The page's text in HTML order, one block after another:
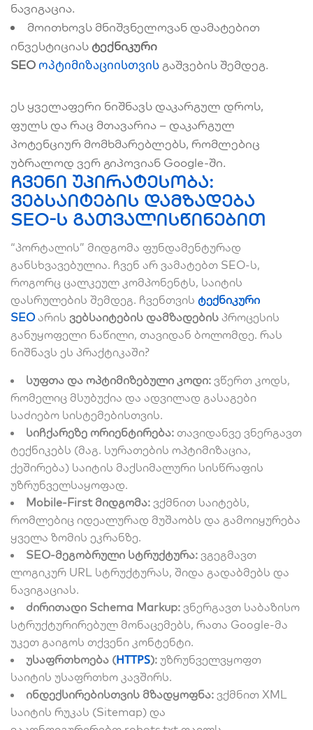
ნავიგაცია.
მოითხოვს მნიშვნელოვან დამატებით
ინვესტიციას ტექნიკური
SEO ოპტიმიზაციისთვის გაშვების შემდეგ.
ეს ყველაფერი ნიშნავს დაკარგულ დროს,
ფულს და რაც მთავარია – დაკარგულ
პოტენციურ მომხმარებლებს, რომლებიც
უბრალოდ ვერ გიპოვიან Google-ში.
ჩვენი უპირატესობა:
ვებსაიტების დამზადება
SEO-ს გათვალისწინებით
“პორტალის” მიდგომა ფუნდამენტურად
განსხვავებულია. ჩვენ არ ვამატებთ SEO-ს,
როგორც ცალკეულ კომპონენტს, საიტის
დასრულების შემდეგ. ჩვენთვის ტექნიკური
SEOარის ვებსაიტების დამზადების პროცესის
განუყოფელი ნაწილი, თავიდან ბოლომდე. რას
ნიშნავს ეს პრაქტიკაში?
სუფთა და ოპტიმიზებული კოდი: ვწერთ კოდს,
რომელიც მსუბუქია და ადვილად გასაგები
საძიებო სისტემებისთვის.
სიჩქარეზე ორიენტირება: თავიდანვე ვნერგავთ
ტექნიკებს (მაგ. სურათების ოპტიმიზაცია,
ქეშირება) საიტის მაქსიმალური სისწრაფის
უზრუნველსაყოფად.
Mobile-First მიდგომა: ვქმნით საიტებს,
რომლებიც იდეალურად მუშაობს და გამოიყურება
ყველა ზომის ეკრანზე.
SEO-მეგობრული სტრუქტურა: ვგეგმავთ
ლოგიკურ URL სტრუქტურას, შიდა გადაბმებს და
ნავიგაციას.
ძირითადი Schema Markup: ვნერგავთ საბაზისო
სტრუქტურირებულ მონაცემებს, რათა Google-მა
უკეთ გაიგოს თქვენი კონტენტი.
უსაფრთხოება (HTTPS): უზრუნველვყოფთ
საიტის უსაფრთხო კავშირს.
ინდექსირებისთვის მზადყოფნა: ვქმნით XML
საიტის რუკას (Sitemap) და